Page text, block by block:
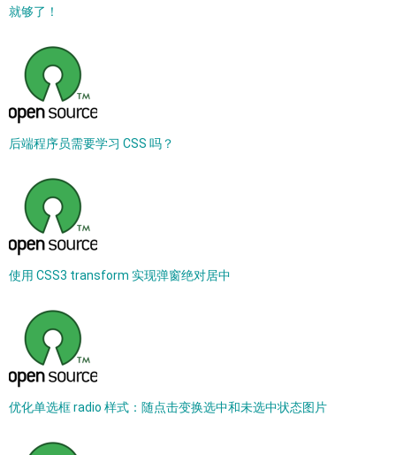
就够了！
后端程序员需要学习 CSS 吗？
使用 CSS3 transform 实现弹窗绝对居中
优化单选框 radio 样式：随点击变换选中和未选中状态图片